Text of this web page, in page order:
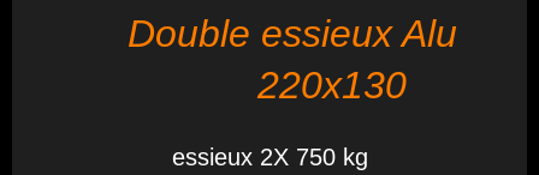
Double essieux Alu
220x130
essieux 2X 750 kg